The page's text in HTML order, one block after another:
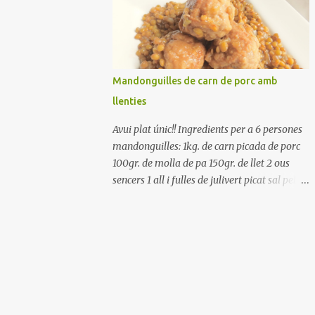
Renteu els pebrots i talleu-los a trossets.
Renteu les tomates i talleu-les a octaus.
Talleu les olives a rodanxes. Una hora abans
de portar a la taula, poseu els cigrons, ben
escorreguts, en un bol, amb la resta
d'ingredients: les tomates, el pebrot, la ceba,
(escorreguda), les olives i la tonyina
esmicolada. Amaniu amb sal i oli... bon
profit!!
Mandonguilles de carn de porc amb
llenties
Avui plat únic!! Ingredients per a 6 persones
mandonguilles: 1kg. de carn picada de porc
100gr. de molla de pa 150gr. de llet 2 ous
sencers 1 all i fulles de julivert picat sal pebre